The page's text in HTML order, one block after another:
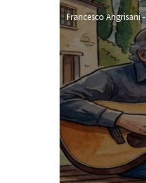
Francesco Angrisani-